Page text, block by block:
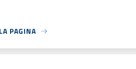
PAGINA